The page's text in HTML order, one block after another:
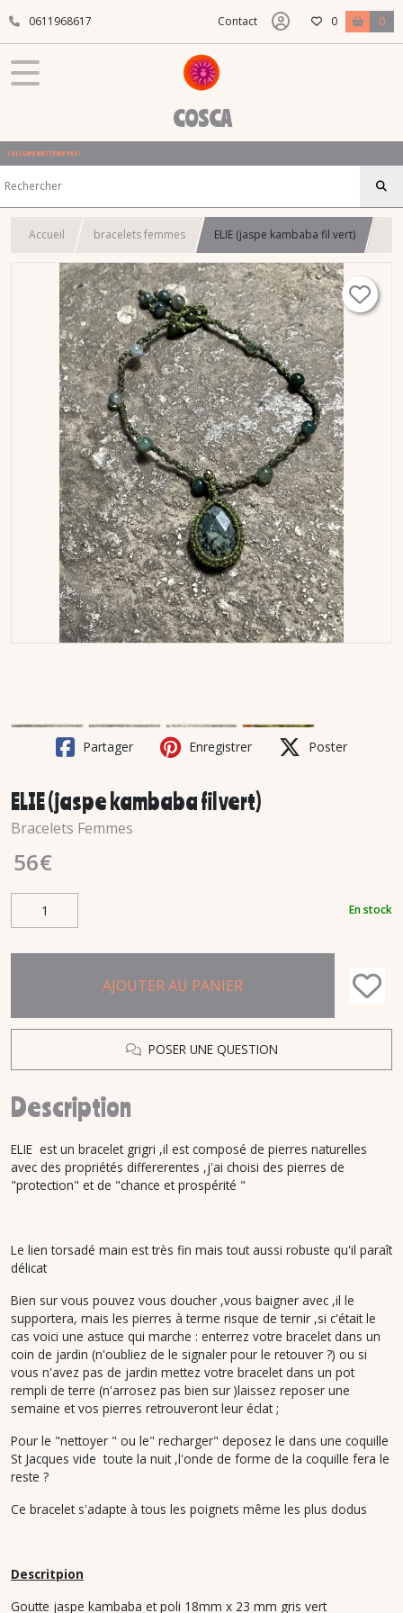
0611968617 Contact 0 0
COSCA
L'ALLURE N'ATTEND PAS !
Accueil bracelets femmes ELIE (jaspe kambaba fil vert)
Partager Enregistrer Poster
ELIE (jaspe kambaba fil vert)
Bracelets Femmes
56€
En stock
AJOUTER AU PANIER
POSER UNE QUESTION
Description
ELIE est un bracelet grigri ,il est composé de pierres naturelles
avec des propriétés differerentes ,j'ai choisi des pierres de
"protection" et de "chance et prospérité "
Le lien torsadé main est très fin mais tout aussi robuste qu'il paraît
délicat
Bien sur vous pouvez vous doucher ,vous baigner avec ,il le
supportera, mais les pierres à terme risque de ternir ,si c'était le
cas voici une astuce qui marche : enterrez votre bracelet dans un
coin de jardin (n'oubliez de le signaler pour le retouver ?) ou si
vous n'avez pas de jardin mettez votre bracelet dans un pot
rempli de terre (n'arrosez pas bien sur )laissez reposer une
semaine et vos pierres retrouveront leur éclat ;
Pour le "nettoyer " ou le" recharger" deposez le dans une coquille
St Jacques vide toute la nuit ,l'onde de forme de la coquille fera le
reste ?
Ce bracelet s'adapte à tous les poignets même les plus dodus
Descritpion
Goutte jaspe kambaba et poli 18mm x 23 mm gris vert